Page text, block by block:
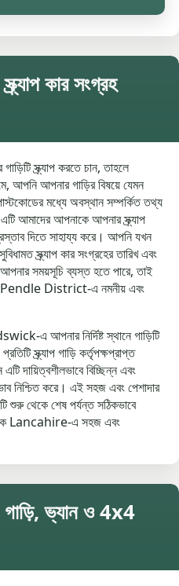
কার সংগ্রহ
স্ক্র্যাপ করতে চান, তাহলে
আপনি আপনার গাড়ির বিষয়ে যেমন
মধ্যে অবস্থান সম্পর্কিত তথ্য
আমাদের আপনাকে আপনার স্ক্র্যাপ
দিতে সাহায্য করে। আপনি যখন
স্ক্র্যাপ কার সংগ্রহের তারিখ এবং
সময়সূচি ব্যস্ত হতে পারে, তাই
District-এ নমনীয় এবং
এ আপনার নির্দিষ্ট স্থানে গাড়িটি
স্ক্র্যাপ গাড়ি কর্তৃপক্ষপ্রাপ্ত
এটি দায়িত্বশীলভাবে বিচ্ছিন্ন এবং
নিশ্চিত করে। এই সহজ এবং পেশাদার
শুরু থেকে শেষ পর্যন্ত সঠিকভাবে
Lancahire-এ সহজ এবং
ভ্যান ও 4x4